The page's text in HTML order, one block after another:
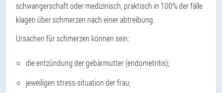
schwangerschaft oder medizinisch, praktisch in 100% der fälle
klagen über schmerzen nach einer abtreibung.
Ursachen für schmerzen können sein:
die entzündung der gebärmutter (endometritis);
jeweiligen stress-situation der frau;